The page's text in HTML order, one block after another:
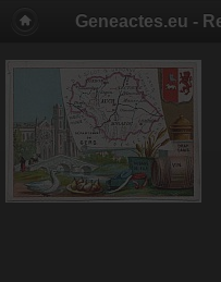
Geneactes.eu -